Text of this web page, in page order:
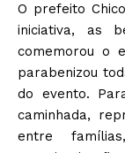
O prefeito
iniciativa, as
comemorou o
parabenizou
do evento.
caminhada,
entre